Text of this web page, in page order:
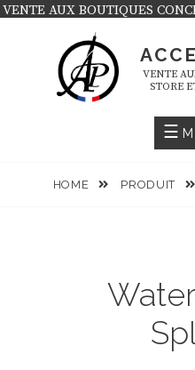
Skip
VENTE AUX BOUTIQUES
VENTE
STORE
HOME PRODUIT